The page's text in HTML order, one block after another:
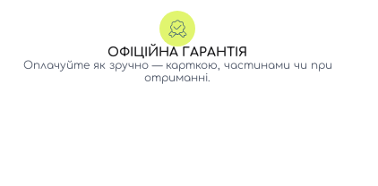
ОФІЦІЙНА ГАРАНТІЯ
Оплачуйте як зручно — карткою, частинами чи при
отриманні.